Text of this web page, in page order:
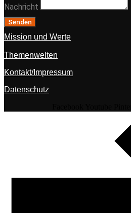
Nachricht
Senden
Mission und Werte
Themenwelten
Kontakt/Impressum
Datenschutz